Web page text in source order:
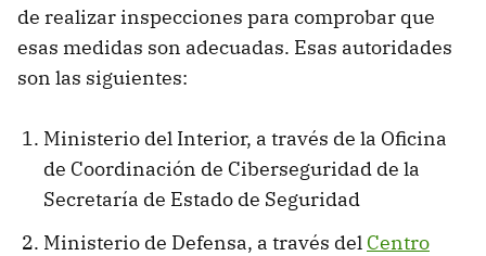
de realizar inspecciones para comprobar que
esas medidas son adecuadas. Esas autoridades
son las siguientes:
Ministerio del Interior, a través de la Oficina
de Coordinación de Ciberseguridad de la
Secretaría de Estado de Seguridad
Ministerio de Defensa, a través del Centro